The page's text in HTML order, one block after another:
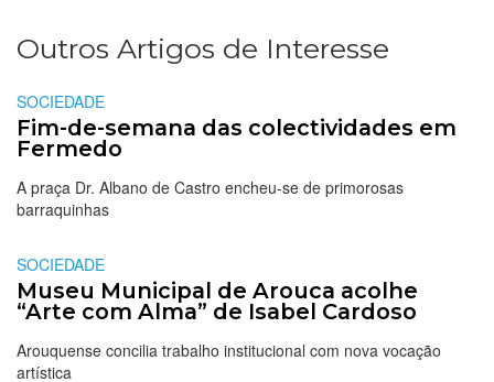
Outros Artigos de Interesse
SOCIEDADE
Fim-de-semana das colectividades em
Fermedo
A praça Dr. Albano de Castro encheu-se de primorosas
barraquinhas
SOCIEDADE
Museu Municipal de Arouca acolhe
“Arte com Alma” de Isabel Cardoso
Arouquense concilia trabalho institucional com nova vocação
artística